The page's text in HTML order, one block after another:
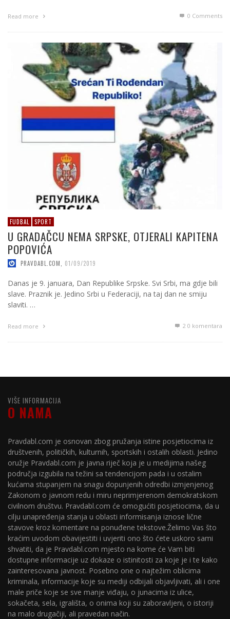
Read more 0 Comments
FUDBAL SPORT
U GRADAČCU NEMA SRPSKE, OTJERALI KAPITENA
POPOVIĆA
PRAVDABL.COM 01/09/2019
Danas je 9. januara, Dan Republike Srpske. Svi Srbi, ma gdje bili
slave. Praznik je. Jedino Srbi u Federaciji, na taj dan ne smiju
slaviti. …
Read more 2 0 komentara
VIŠE INFORMACIJA
O NAMA
Pravdabl.com je osnovan zbog pružanja istine posjetiocima iz
društvenih, političkih, kulturnih, sportskih i ostalih oblasti. Jedino
oružje Pravdabl.com je javna riječ koja je u medijima našeg
područja izgubila na težini sa tendencijom pada i u ostalim
kućama stupanjem na snagu dopunjenih odredbi izmjenjenog
Zakonom o javnom redu i miru neprimjerenom demokratskom
civilnom društvu. Pravdabl.com će omogućiti posjetiocima, da u
cilju unapređenja stanja u oblasti informisanja iznose lične
stavove kroz komentare na ponuđene tekstove.Želimo Vas što
kraćim uvodom obavijestiti i uvjeriti ono što ćete uskoro sami
shvatiti, da je Pravdabl.com mjesto na kome će Vam biti
dostupne informacije uz dokaze o istinitosti za koje je i te kako
zainteresovana javnost. Posebno one o najtežim oblicima
kriminala, informacije koje su mediji odbijali objavljivati, ali i one
male priče koje se sve manje viđaju, o junacima iz ulice,
sokačeta, sela, igrališta, o onima koji su zaboravljeni, o istoriji
na malo drugačiji, ali pravedan način.